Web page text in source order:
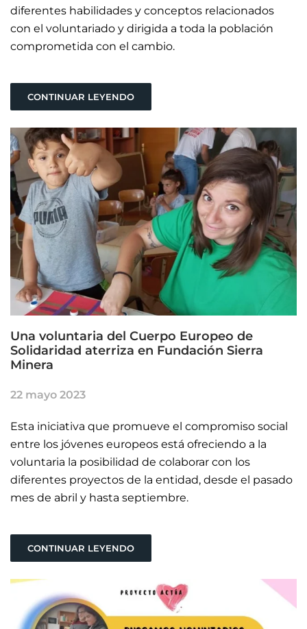
diferentes habilidades y conceptos relacionados
con el voluntariado y dirigida a toda la población
comprometida con el cambio.
CONTINUAR LEYENDO
Una voluntaria del Cuerpo Europeo de
Solidaridad aterriza en Fundación Sierra
Minera
22 mayo 2023
Esta iniciativa que promueve el compromiso social
entre los jóvenes europeos está ofreciendo a la
voluntaria la posibilidad de colaborar con los
diferentes proyectos de la entidad, desde el pasado
mes de abril y hasta septiembre.
CONTINUAR LEYENDO